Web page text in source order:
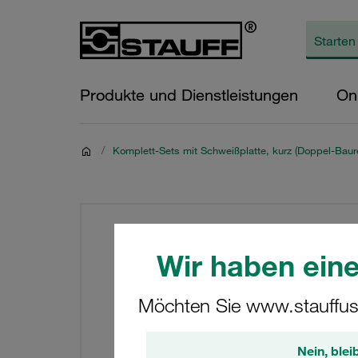
Wir haben
Möchten Sie
Nein,
Produkte und Dienstleistungen
/ Komplett-Sets mit Schweißplatte, kurz (Doppel-